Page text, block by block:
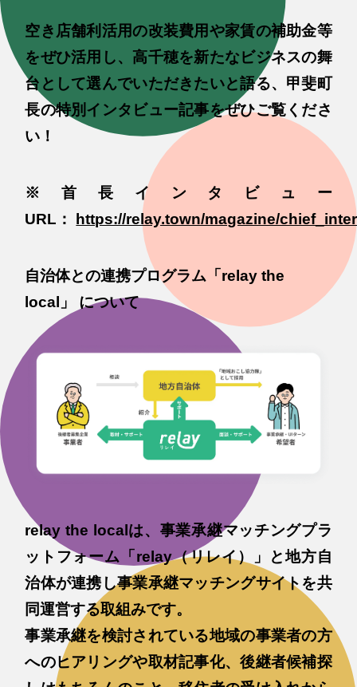
空き店舗利活用の改装費用や家賃の補助金等
をぜひ活用し、高千穂を新たなビジネスの舞
台として選んでいただきたいと語る、甲斐町
長の特別インタビュー記事をぜひご覧くださ
い！
※首長インタビュー
URL：
https://relay.town/magazine/
自治体との連携プログラム「relay the
local」 について
relay the localは、事業承継マッチングプラ
ットフォーム「relay（リレイ）」と地方自
治体が連携し事業承継マッチングサイトを共
同運営する取組みです。
事業承継を検討されている地域の事業者の方
へのヒアリングや取材記事化、後継者候補探